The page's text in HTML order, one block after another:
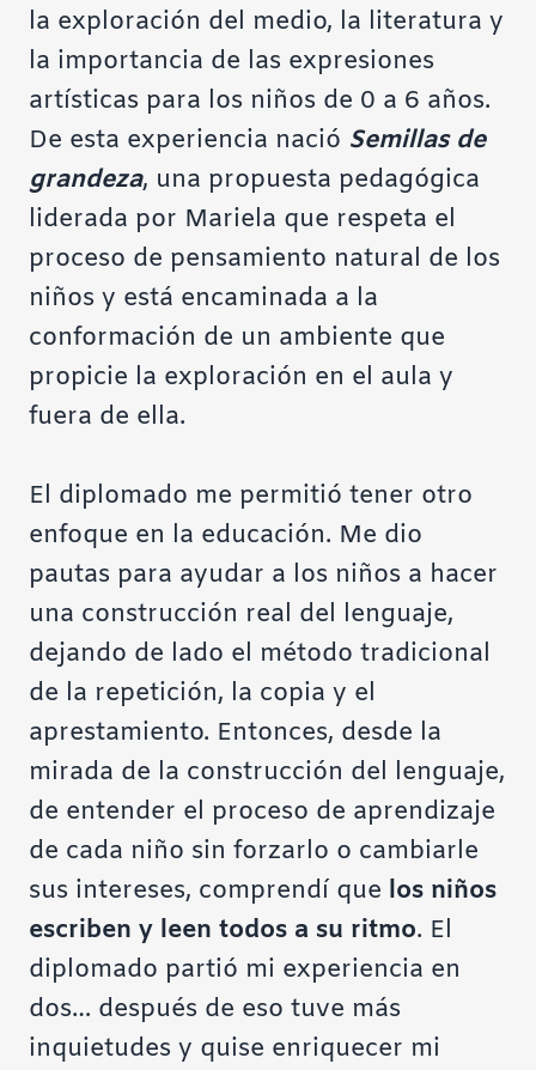
la exploración del medio, la literatura y
la importancia de las expresiones
artísticas para los niños de 0 a 6 años.
De esta experiencia nació Semillas de
grandeza, una propuesta pedagógica
liderada por Mariela que respeta el
proceso de pensamiento natural de los
niños y está encaminada a la
conformación de un ambiente que
propicie la exploración en el aula y
fuera de ella.
El diplomado me permitió tener otro
enfoque en la educación. Me dio
pautas para ayudar a los niños a hacer
una construcción real del lenguaje,
dejando de lado el método tradicional
de la repetición, la copia y el
aprestamiento. Entonces, desde la
mirada de la construcción del lenguaje,
de entender el proceso de aprendizaje
de cada niño sin forzarlo o cambiarle
sus intereses, comprendí que los niños
escriben y leen todos a su ritmo. El
diplomado partió mi experiencia en
dos… después de eso tuve más
inquietudes y quise enriquecer mi